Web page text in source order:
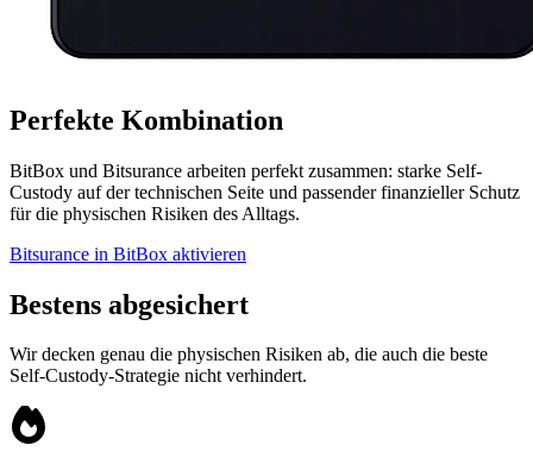
Perfekte Kombination
BitBox und Bitsurance arbeiten perfekt zusammen: starke Self-
Custody auf der technischen Seite und passender finanzieller Schutz
für die physischen Risiken des Alltags.
Bitsurance in BitBox aktivieren
Bestens abgesichert
Wir decken genau die physischen Risiken ab, die auch die beste
Self-Custody-Strategie nicht verhindert.